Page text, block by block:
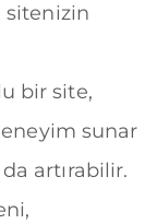
sitenizin
bir site,
sunar
artırabilir.